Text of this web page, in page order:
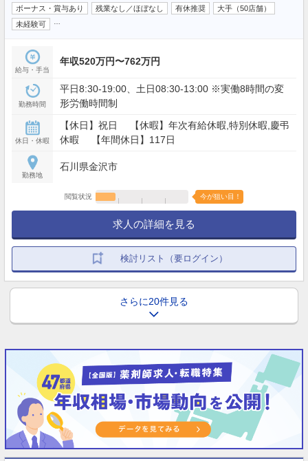
ボーナス・賞与あり
残業なし／ほぼなし 有休推奨
大手（50店舗）
未経験可
給与・手当
年収520万円〜762万円
勤務時間
平日8:30-19:00、土日08:30-13:00 ※実働8時間の変
形労働時間制
休日・休暇
【休日】祝日 【休暇】年次有給休暇,特別休暇,慶弔
休暇 【年間休日】117日
勤務地
石川県金沢市
閲覧状況 今が狙い目！
求人の詳細を見る
検討リスト（要ログイン）
さらに20件見る